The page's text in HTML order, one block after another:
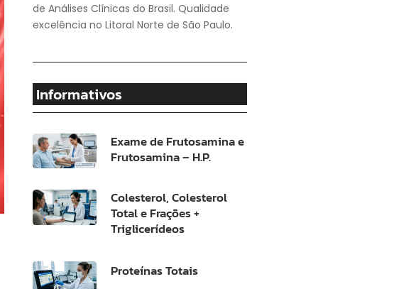
de Análises Clínicas do Brasil. Qualidade
excelência no Litoral Norte de São Paulo.
Informativos
Exame de Frutosamina e
Frutosamina – H.P.
Colesterol, Colesterol
Total e Frações +
Triglicerídeos
Proteínas Totais